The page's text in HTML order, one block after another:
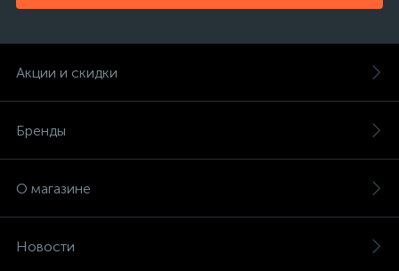
Акции и скидки
Бренды
О магазине
Новости